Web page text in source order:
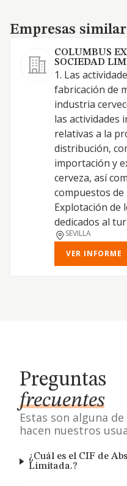
Empresas similares
Empresas
COLUMBUS
SOCIEDAD
1. Las
fabricación de
industria
las actividades
relativas a la
distribución,
importación y
cerveza, así
compuestos de
Explotación de
dedicados al
SEVILLA
VER INFORME
Preguntas
frecuentes
Estas son alguna
hacen nuestros
¿Cuál es el CIF de
Limitada.?